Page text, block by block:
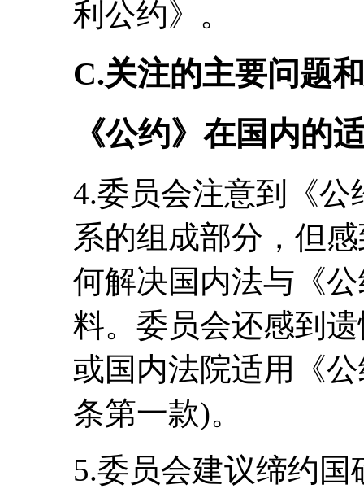
利公约》。
C.关注的主要问题
《公约》在国内的
4.委员会注意到《
系的组成部分，但
何解决国内法与《
料。委员会还感到
或国内法院适用《
条第一款)。
5.委员会建议缔约